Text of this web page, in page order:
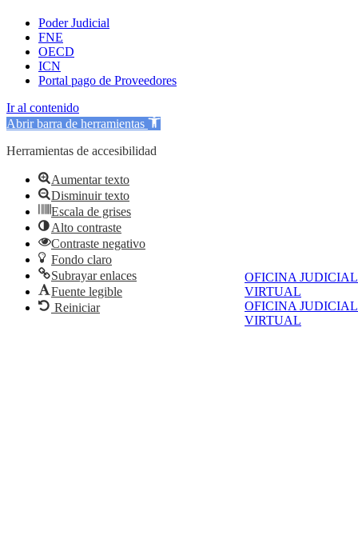
OFICINA JUDICIAL
VIRTUAL
OFICINA JUDICIAL
VIRTUAL
Poder Judicial
FNE
OECD
ICN
Portal pago de Proveedores
Ir al contenido
Abrir barra de herramientas
Herramientas de accesibilidad
Aumentar texto
Disminuir texto
Escala de grises
Alto contraste
Contraste negativo
Fondo claro
Subrayar enlaces
Fuente legible
Reiniciar